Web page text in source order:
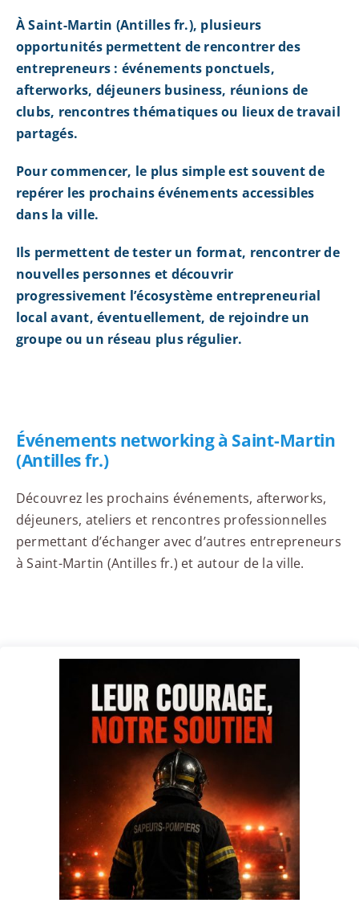
À Saint-Martin (Antilles fr.), plusieurs
opportunités permettent de rencontrer des
entrepreneurs : événements ponctuels,
afterworks, déjeuners business, réunions de
clubs, rencontres thématiques ou lieux de travail
partagés.
Pour commencer, le plus simple est souvent de
repérer les prochains événements accessibles
dans la ville.
Ils permettent de tester un format, rencontrer de
nouvelles personnes et découvrir
progressivement l’écosystème entrepreneurial
local avant, éventuellement, de rejoindre un
groupe ou un réseau plus régulier.
Événements networking à Saint-Martin
(Antilles fr.)
Découvrez les prochains événements, afterworks,
déjeuners, ateliers et rencontres professionnelles
permettant d’échanger avec d’autres entrepreneurs
à Saint-Martin (Antilles fr.) et autour de la ville.